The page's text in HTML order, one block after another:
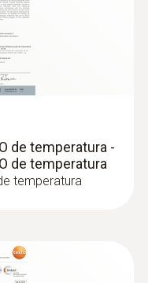
ar com
P
de temperatura -
de temperatura
temperatura